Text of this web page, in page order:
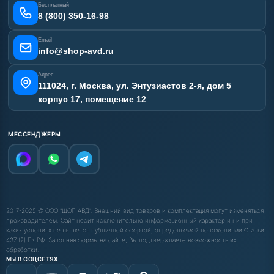
Наши работы
Карта сайта
Бесплатный
8 (800) 350-16-98
Email
info@shop-avd.ru
Адрес
111024, г. Москва, ул. Энтузиастов 2-я, дом 5
корпус 17, помещение 12
МЕССЕНДЖЕРЫ
2017-2025 © ООО "ШОП АВД". Внешний вид товаров и комплектация могут изменяться
производителем. Сайт носит исключительно информационный характер и ни при
каких условиях не является публичной офертой, определяемой положениями Статьи
437 (2) ГК РФ. Заполняя формы на сайте, Вы подтверждаете возможность их
обработки.
МЫ В СОЦСЕТЯХ